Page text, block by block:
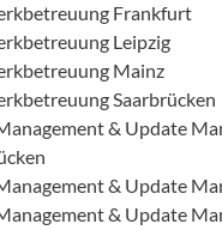
Frankfurt
Leipzig
Mainz
Saarbrücken
& Update
& Update
& Update